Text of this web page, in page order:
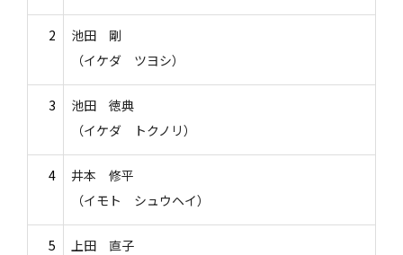
2
池田 剛
（イケダ ツヨシ）
3
池田 徳典
（イケダ トクノリ）
4
井本 修平
（イモト シュウヘイ）
5
上田 直子